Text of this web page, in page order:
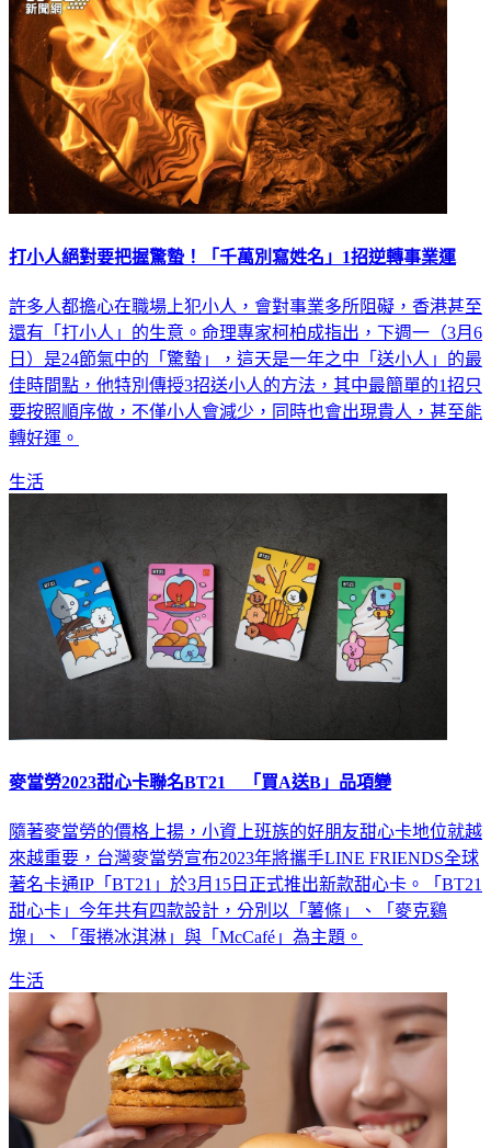
許多人都擔心在職場上犯小人，會對事業多所阻礙，香港甚至
還有「打小人」的生意。命理專家柯柏成指出，下週一（3月6
日）是24節氣中的「驚蟄」，這天是一年之中「送小人」的最
佳時間點，他特別傳授3招送小人的方法，其中最簡單的1招只
要按照順序做，不僅小人會減少，同時也會出現貴人，甚至能
隨著麥當勞的價格上揚，小資上班族的好朋友甜心卡地位就越
來越重要，台灣麥當勞宣布2023年將攜手LINE FRIENDS全球
著名卡通IP「BT21」於3月15日正式推出新款甜心卡。「BT21
甜心卡」今年共有四款設計，分別以「薯條」、「麥克鷄
生活